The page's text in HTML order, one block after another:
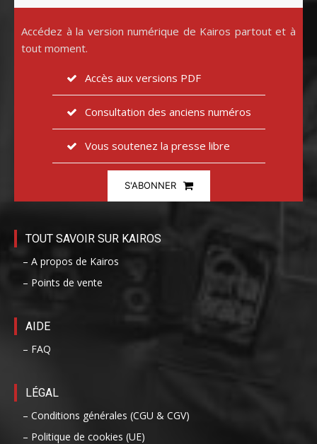
Accédez à la version numérique de Kairos partout et à
tout moment.
Accès aux versions PDF
Consultation des anciens numéros
Vous soutenez la presse libre
S'ABONNER
TOUT SAVOIR SUR KAIROS
– A propos de Kairos
– Points de vente
AIDE
– FAQ
LÉGAL
– Conditions générales (CGU & CGV)
– Politique de cookies (UE)